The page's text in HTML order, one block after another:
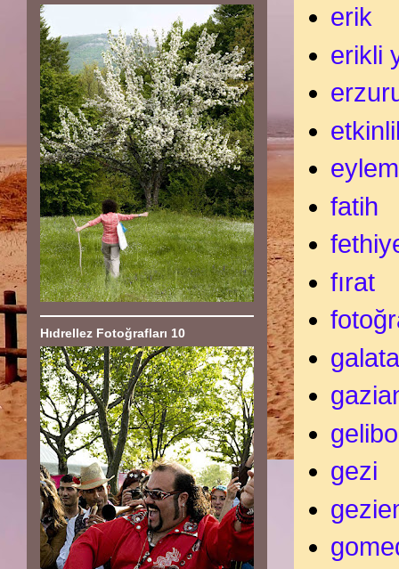
erik
erikli
eylem
fatih
fırat
gezi
Hıdrellez Fotoğrafları 10